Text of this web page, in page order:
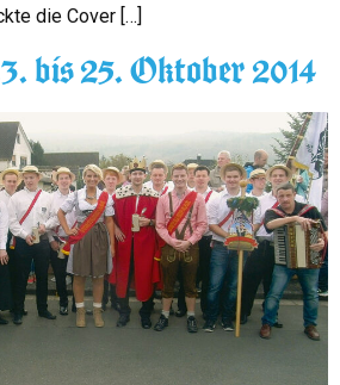
die Cover […]
bis 25. Oktober 2014